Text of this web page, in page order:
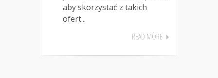
aby skorzystać z takich
ofert...
READ MORE